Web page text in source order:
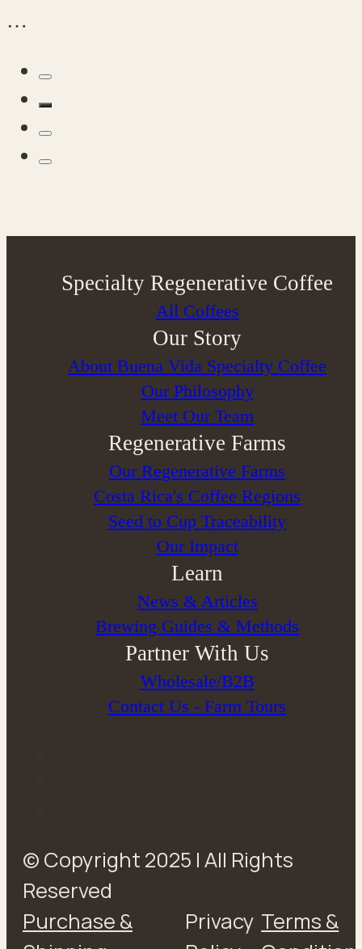
Specialty Regenerative Coffee
Our Story
About Buena Vida Specialty Coffee
⁠Our Philosophy
Meet Our Team
Regenerative Farms
Our Regenerative Farms
Costa Rica's Coffee Regions
Seed to Cup Traceability
Our Impact
Learn
News & Articles
Brewing Guides & Methods
Partner With Us
Wholesale/B2B
Contact Us - Farm Tours
Purchase &
Shipping
Policies
Privacy Terms &